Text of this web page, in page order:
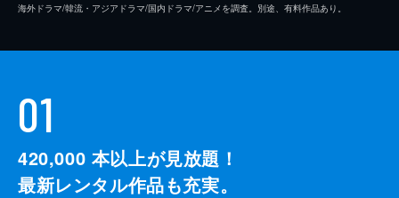
海外ドラマ/韓流・アジアドラマ/国内ドラマ/アニメを調査。別途、有料作品あり。
01
420,000 本以上が見放題！
最新レンタル作品も充実。